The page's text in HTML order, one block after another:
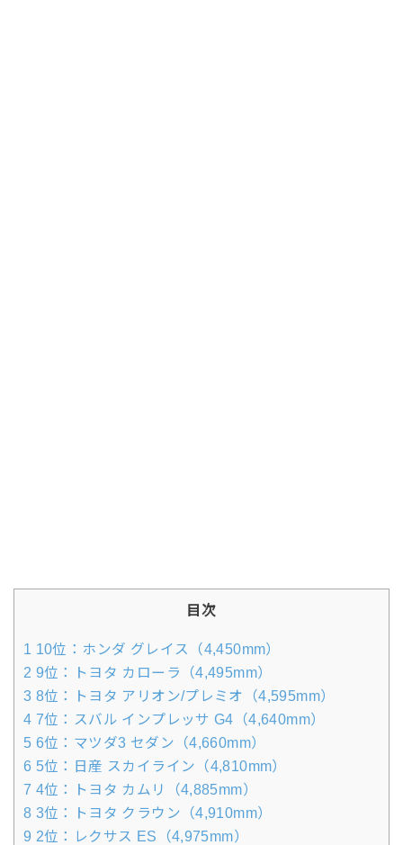
目次
1 10位：ホンダ グレイス（4,450mm）
2 9位：トヨタ カローラ（4,495mm）
3 8位：トヨタ アリオン/プレミオ（4,595mm）
4 7位：スバル インプレッサ G4（4,640mm）
5 6位：マツダ3 セダン（4,660mm）
6 5位：日産 スカイライン（4,810mm）
7 4位：トヨタ カムリ（4,885mm）
8 3位：トヨタ クラウン（4,910mm）
9 2位：レクサス ES（4,975mm）